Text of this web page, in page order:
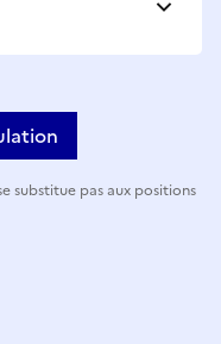
substitue pas aux positions